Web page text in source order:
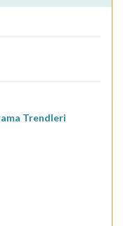
Trendleri